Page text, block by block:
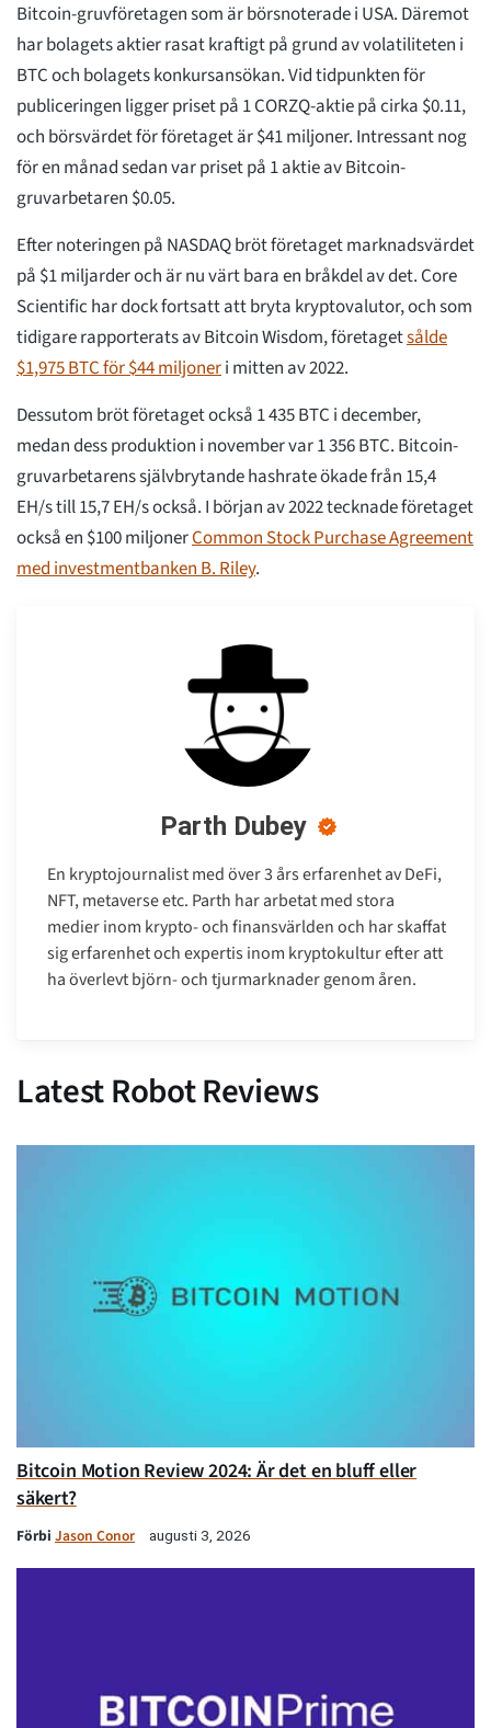
Bitcoin-gruvföretagen som är börsnoterade i USA. Däremot
har bolagets aktier rasat kraftigt på grund av volatiliteten i
BTC och bolagets konkursansökan. Vid tidpunkten för
publiceringen ligger priset på 1 CORZQ-aktie på cirka $0.11,
och börsvärdet för företaget är $41 miljoner. Intressant nog
för en månad sedan var priset på 1 aktie av Bitcoin-
gruvarbetaren $0.05.
Efter noteringen på NASDAQ bröt företaget marknadsvärdet
på $1 miljarder och är nu värt bara en bråkdel av det. Core
Scientific har dock fortsatt att bryta kryptovalutor, och som
tidigare rapporterats av Bitcoin Wisdom, företagetsålde
$1,975 BTC för $44 miljoneri mitten av 2022.
Dessutom bröt företaget också 1 435 BTC i december,
medan dess produktion i november var 1 356 BTC. Bitcoin-
gruvarbetarens självbrytande hashrate ökade från 15,4
EH/s till 15,7 EH/s också. I början av 2022 tecknade företaget
också en $100 miljonerCommon Stock Purchase Agreement
med investmentbanken B. Riley.
Parth Dubey
En kryptojournalist med över 3 års erfarenhet av DeFi,
NFT, metaverse etc. Parth har arbetat med stora
medier inom krypto- och finansvärlden och har skaffat
sig erfarenhet och expertis inom kryptokultur efter att
ha överlevt björn- och tjurmarknader genom åren.
Latest Robot Reviews
Bitcoin Motion Review 2024: Är det en bluff eller
säkert?
Förbi Jason Conor augusti 3, 2026